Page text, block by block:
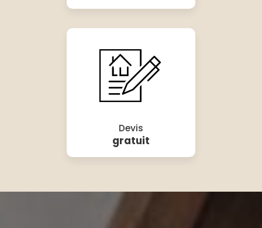
Devis
gratuit